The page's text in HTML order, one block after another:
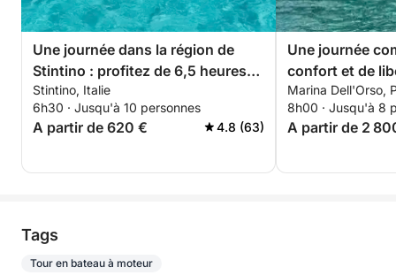
Une journée dans la région de
Stintino : profitez de 6,5 heures
d'exploration à bord d'un bateau
à moteur de 14 mètres.
Stintino, Italie
6h30 · Jusqu'à 10 personnes
A partir de 620 € 4.8 (63)
Une journée
confort et de
Marina Dell'Orso,
8h00 · Jusqu'à 8
A partir de 2
Tags
Tour en bateau à moteur